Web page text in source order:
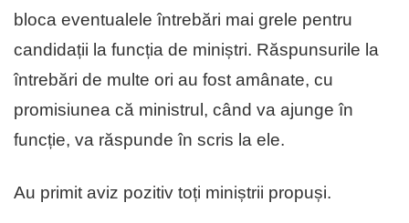
bloca eventualele întrebări mai grele pentru
candidații la funcția de miniștri. Răspunsurile la
întrebări de multe ori au fost amânate, cu
promisiunea că ministrul, când va ajunge în
funcție, va răspunde în scris la ele.
Au primit aviz pozitiv toți miniștrii propuși.